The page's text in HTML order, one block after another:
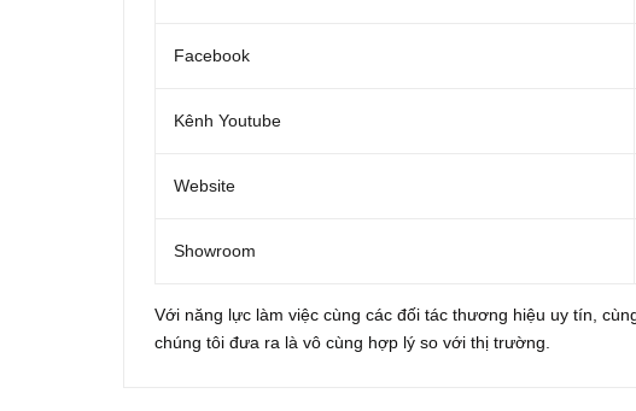
Facebook
Kênh Youtube
Website
Showroom
Với năng lực làm việc cùng các đối tác thương hiệu uy tín,
chúng tôi đưa ra là vô cùng hợp lý so với thị trường.